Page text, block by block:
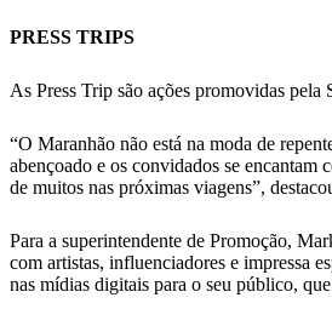
PRESS TRIPS
As Press Trip são ações promovidas
“O Maranhão não está na moda de
abençoado e os convidados se encantam
de muitos nas próximas viagens”,
Para a superintendente de Promoção,
com artistas, influenciadores e impressa
nas mídias digitais para o seu público,